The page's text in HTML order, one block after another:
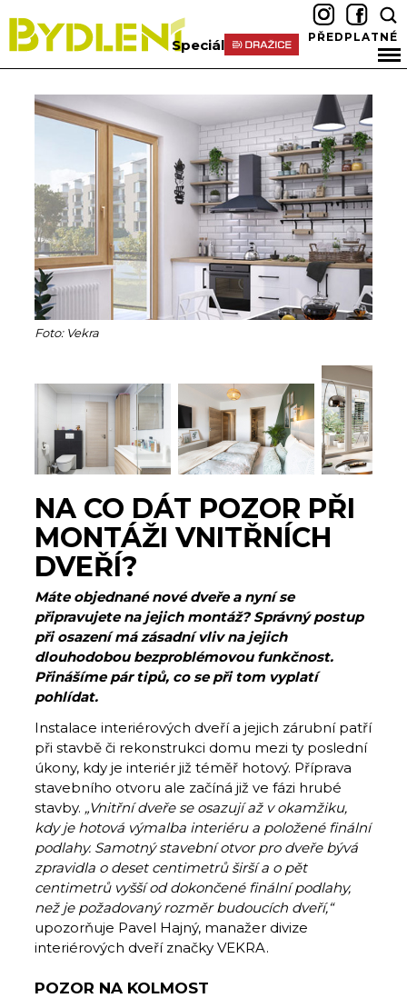
Speciál PŘEDPLATNÉ
Foto: Vekra
NA CO DÁT POZOR PŘI
MONTÁŽI VNITŘNÍCH
DVEŘÍ?
Máte objednané nové dveře a nyní se
připravujete na jejich montáž? Správný postup
při osazení má zásadní vliv na jejich
dlouhodobou bezproblémovou funkčnost.
Přinášíme pár tipů, co se při tom vyplatí
pohlídat.
Instalace interiérových dveří a jejich zárubní patří
při stavbě či rekonstrukci domu mezi ty poslední
úkony, kdy je interiér již téměř hotový. Příprava
stavebního otvoru ale začíná již ve fázi hrubé
stavby. „Vnitřní dveře se osazují až v okamžiku,
kdy je hotová výmalba interiéru a položené finální
podlahy. Samotný stavební otvor pro dveře bývá
zpravidla o deset centimetrů širší a o pět
centimetrů vyšší od dokončené finální podlahy,
než je požadovaný rozměr budoucích dveří,“
upozorňuje Pavel Hajný, manažer divize
interiérových dveří značky VEKRA.
POZOR NA KOLMOST